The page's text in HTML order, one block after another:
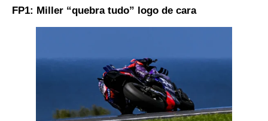
FP1: Miller “quebra tudo” logo de cara